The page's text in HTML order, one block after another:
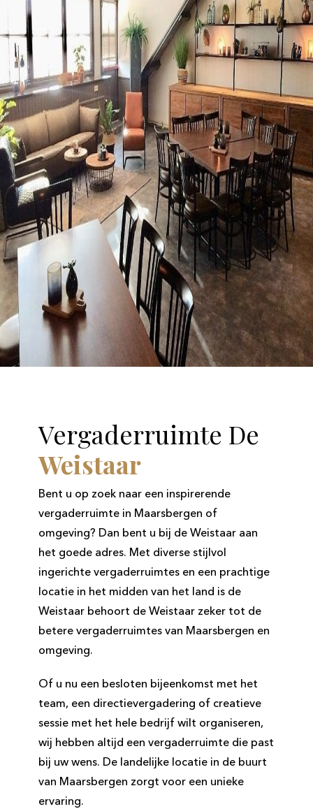
Vergaderruimte De
Weistaar
Bent u op zoek naar een inspirerende
vergaderruimte in Maarsbergen of
omgeving? Dan bent u bij de Weistaar aan
het goede adres. Met diverse stijlvol
ingerichte vergaderruimtes en een prachtige
locatie in het midden van het land is de
Weistaar behoort de Weistaar zeker tot de
betere vergaderruimtes van Maarsbergen en
omgeving.
Of u nu een besloten bijeenkomst met het
team, een directievergadering of creatieve
sessie met het hele bedrijf wilt organiseren,
wij hebben altijd een vergaderruimte die past
bij uw wens. De landelijke locatie in de buurt
van Maarsbergen zorgt voor een unieke
ervaring.